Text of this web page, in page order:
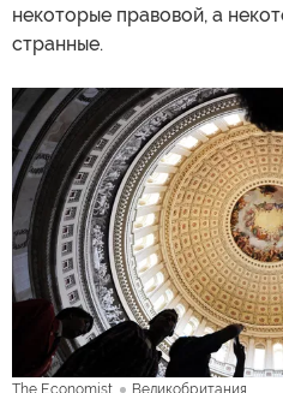
некоторые правовой, а
странные.
The Economist Великобритания